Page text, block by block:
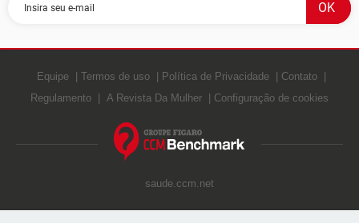
Equipe Termos de uso Política de Privacidade
Contato
Regulamento
A Revista Da Mulher Configuração de cookies
saude.ccm.net